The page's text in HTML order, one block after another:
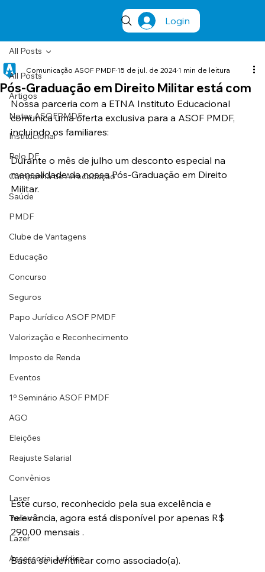
Login
All Posts
Artigos
Notas ASOFPMDF
Institucional
Pelo DF
Campanha de Arrecadação
Saúde
PMDF
Clube de Vantagens
Educação
Concurso
Seguros
Papo Jurídico ASOF PMDF
Valorização e Reconhecimento
Imposto de Renda
Eventos
1º Seminário ASOF PMDF
AGO
Eleições
Reajuste Salarial
Convênios
Laser
Turismo
Lazer
Assessoria Jurídica
All Posts
Pós-Graduação em Direito Militar está com
Comunicação ASOF PMDF 15 de jul. de 2024 1 min de leitura
Nossa parceria com a ETNA Instituto Educacional
comunica uma oferta exclusiva para a ASOF PMDF,
incluindo os familiares:
Durante o mês de julho um desconto especial na
mensalidade da nossa Pós-Graduação em Direito
Militar.
Este curso, reconhecido pela sua excelência e
relevância, agora está disponível por apenas R$
290,00 mensais .
Basta se identificar como associado(a).